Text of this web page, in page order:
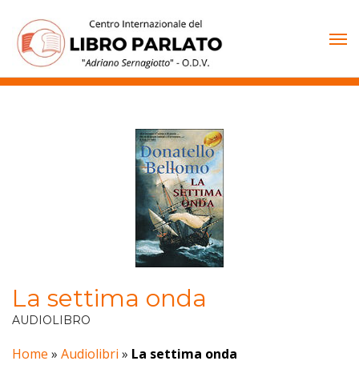
contenuto
La settima onda
AUDIOLIBRO
Home » Audiolibri » La settima onda